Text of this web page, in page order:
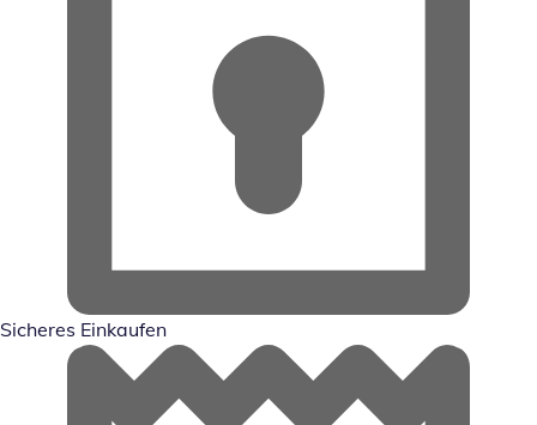
Sicheres Einkaufen